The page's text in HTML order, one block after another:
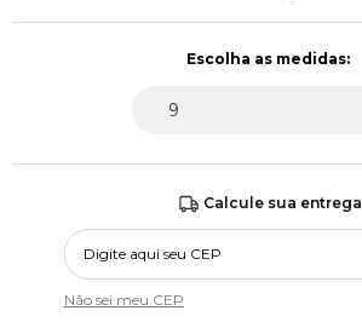
Calcule sua entrega
Não sei meu CEP